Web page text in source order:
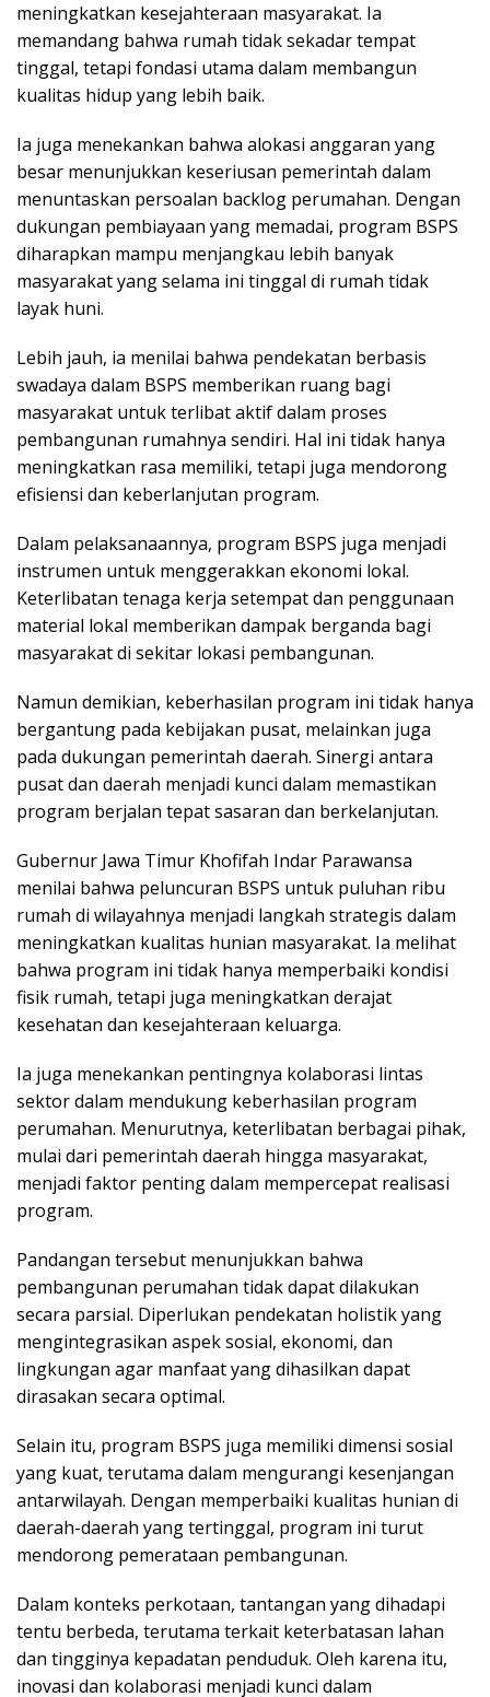
meningkatkan kesejahteraan masyarakat. Ia
memandang bahwa rumah tidak sekadar tempat
tinggal, tetapi fondasi utama dalam membangun
kualitas hidup yang lebih baik.
Ia juga menekankan bahwa alokasi anggaran yang
besar menunjukkan keseriusan pemerintah dalam
menuntaskan persoalan backlog perumahan. Dengan
dukungan pembiayaan yang memadai, program BSPS
diharapkan mampu menjangkau lebih banyak
masyarakat yang selama ini tinggal di rumah tidak
layak huni.
Lebih jauh, ia menilai bahwa pendekatan berbasis
swadaya dalam BSPS memberikan ruang bagi
masyarakat untuk terlibat aktif dalam proses
pembangunan rumahnya sendiri. Hal ini tidak hanya
meningkatkan rasa memiliki, tetapi juga mendorong
efisiensi dan keberlanjutan program.
Dalam pelaksanaannya, program BSPS juga menjadi
instrumen untuk menggerakkan ekonomi lokal.
Keterlibatan tenaga kerja setempat dan penggunaan
material lokal memberikan dampak berganda bagi
masyarakat di sekitar lokasi pembangunan.
Namun demikian, keberhasilan program ini tidak hanya
bergantung pada kebijakan pusat, melainkan juga
pada dukungan pemerintah daerah. Sinergi antara
pusat dan daerah menjadi kunci dalam memastikan
program berjalan tepat sasaran dan berkelanjutan.
Gubernur Jawa Timur Khofifah Indar Parawansa
menilai bahwa peluncuran BSPS untuk puluhan ribu
rumah di wilayahnya menjadi langkah strategis dalam
meningkatkan kualitas hunian masyarakat. Ia melihat
bahwa program ini tidak hanya memperbaiki kondisi
fisik rumah, tetapi juga meningkatkan derajat
kesehatan dan kesejahteraan keluarga.
Ia juga menekankan pentingnya kolaborasi lintas
sektor dalam mendukung keberhasilan program
perumahan. Menurutnya, keterlibatan berbagai pihak,
mulai dari pemerintah daerah hingga masyarakat,
menjadi faktor penting dalam mempercepat realisasi
program.
Pandangan tersebut menunjukkan bahwa
pembangunan perumahan tidak dapat dilakukan
secara parsial. Diperlukan pendekatan holistik yang
mengintegrasikan aspek sosial, ekonomi, dan
lingkungan agar manfaat yang dihasilkan dapat
dirasakan secara optimal.
Selain itu, program BSPS juga memiliki dimensi sosial
yang kuat, terutama dalam mengurangi kesenjangan
antarwilayah. Dengan memperbaiki kualitas hunian di
daerah-daerah yang tertinggal, program ini turut
mendorong pemerataan pembangunan.
Dalam konteks perkotaan, tantangan yang dihadapi
tentu berbeda, terutama terkait keterbatasan lahan
dan tingginya kepadatan penduduk. Oleh karena itu,
inovasi dan kolaborasi menjadi kunci dalam